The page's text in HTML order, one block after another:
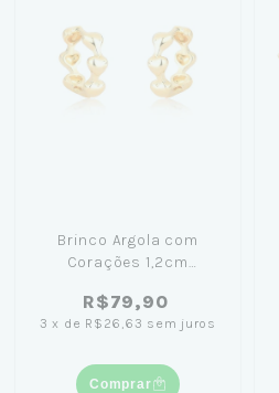
Brinco Argola com
Corações 1,2cm
R$79,90
3 x de R$26,63 sem juros
Comprar